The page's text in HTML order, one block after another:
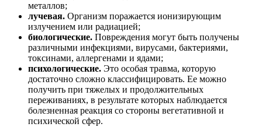
металлов;
лучевая. Организм поражается ионизирующим
излучением или радиацией;
биологические. Повреждения могут быть получены
различными инфекциями, вирусами, бактериями,
токсинами, аллергенами и ядами;
психологические. Это особая травма, которую
достаточно сложно классифицировать. Ее можно
получить при тяжелых и продолжительных
переживаниях, в результате которых наблюдается
болезненная реакция со стороны вегетативной и
психической сфер.